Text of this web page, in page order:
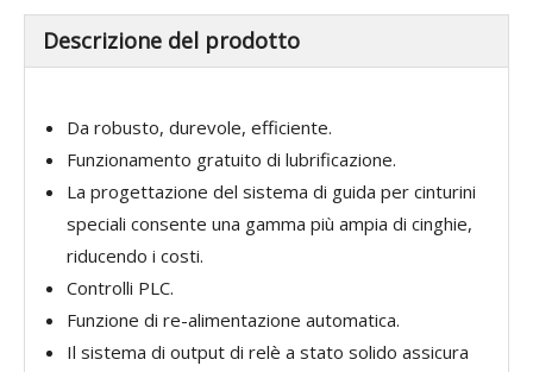
Descrizione del prodotto
Da robusto, durevole, efficiente.
Funzionamento gratuito di lubrificazione.
La progettazione del sistema di guida per cinturini
speciali consente una gamma più ampia di cinghie,
riducendo i costi.
Controlli PLC.
Funzione di re-alimentazione automatica.
Il sistema di output di relè a stato solido assicura